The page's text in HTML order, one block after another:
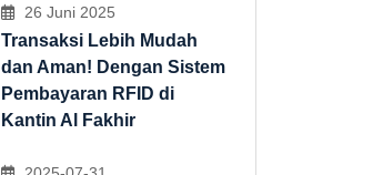
26 Juni 2025
Transaksi Lebih Mudah
dan Aman! Dengan Sistem
Pembayaran RFID di
Kantin Al Fakhir